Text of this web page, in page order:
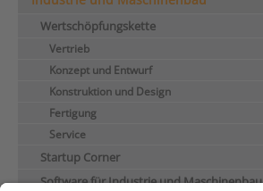
Wertschöpfungskette
Vertrieb
Konzept und Entwurf
Konstruktion und Design
Fertigung
Service
Startup Corner
Software für Industrie und Maschinenbau